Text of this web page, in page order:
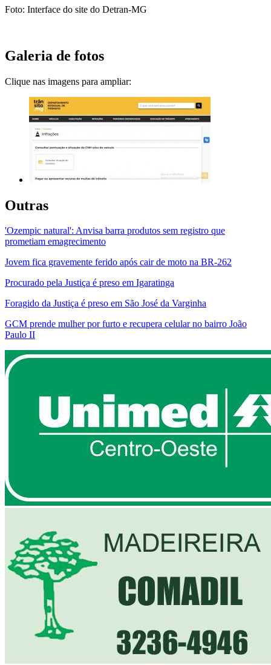
Foto: Interface do site do Detran-MG
Galeria de fotos
Clique nas imagens para ampliar:
Outras
'Ozempic natural': Anvisa barra produtos sem registro que
prometiam emagrecimento
Jovem fica gravemente ferido após cair de moto na BR-262
Procurado pela Justiça é preso em Igaratinga
Foragido da Justiça é preso em São José da Varginha
GCM prende mulher por furto e recupera celular no bairro João
Paulo II